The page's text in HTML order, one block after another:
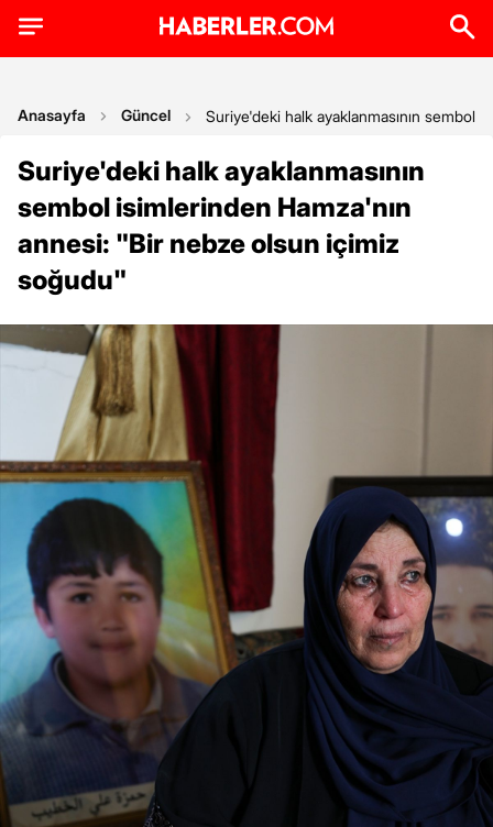
Anasayfa Güncel Suriye'deki halk ayaklanmasının sembol
Suriye'deki halk ayaklanmasının
sembol isimlerinden Hamza'nın
annesi: "Bir nebze olsun içimiz
soğudu"